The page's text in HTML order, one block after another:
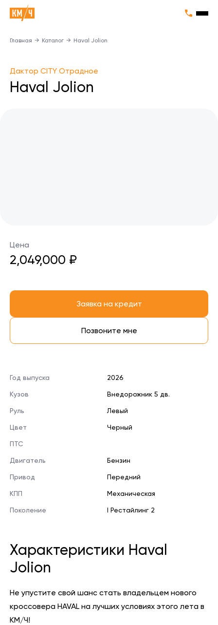
Главная → Каталог → Haval Jolion
Дактор CITY Отрадное
Haval Jolion
Цена
2,049,000 ₽
Год выпуска 2026
Кузов Внедорожник 5 дв.
Руль Левый
Цвет Черный
ПТС
Двигатель Бензин
Привод Передний
КПП Механическая
Поколение I Рестайлинг 2
Заявка на кредит
Позвоните мне
Характеристики Haval
Jolion
Не упустите свой шанс стать владельцем нового
кроссовера HAVAL на лучших условиях этого лета в
КМ/Ч!